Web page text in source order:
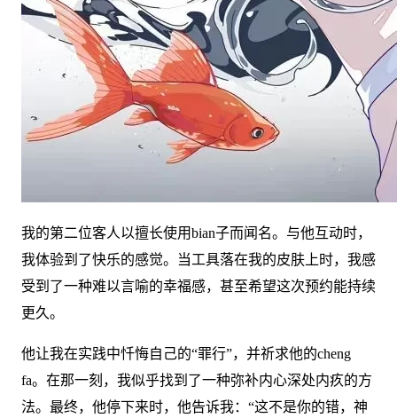
我的第二位客人以擅长使用bian子而闻名。与他互动时，
我体验到了快乐的感觉。当工具落在我的皮肤上时，我感
受到了一种难以言喻的幸福感，甚至希望这次预约能持续
更久。
他让我在实践中忏悔自己的“罪行”，并祈求他的cheng
fa。在那一刻，我似乎找到了一种弥补内心深处内疚的方
法。最终，他停下来时，他告诉我：“这不是你的错，神